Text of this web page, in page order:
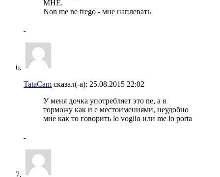
МНЕ.
Non me ne frego - мне наплевать
TataCam сказал(-а): 25.08.2015 22:02
У меня дочка употребляет это ne, а я
торможу как и с местоимениями, неудобно
мне как то говорить lo voglio или me lo porta